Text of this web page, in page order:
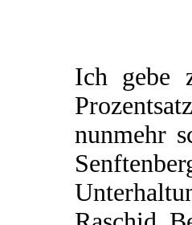
Ich gebe
nunmehr